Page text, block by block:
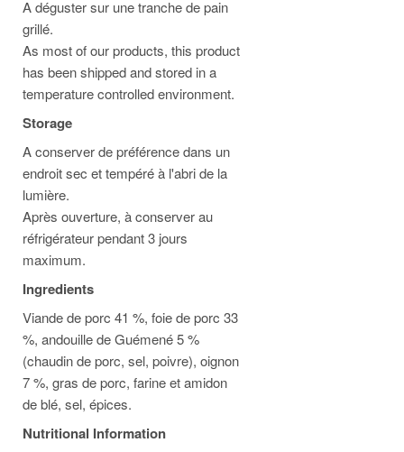
A déguster sur une tranche de pain
grillé.
As most of our products, this product
has been shipped and stored in a
temperature controlled environment.
Storage
A conserver de préférence dans un
endroit sec et tempéré à l'abri de la
lumière.
Après ouverture, à conserver au
réfrigérateur pendant 3 jours
maximum.
Ingredients
Viande de porc 41 %, foie de porc 33
%, andouille de Guémené 5 %
(chaudin de porc, sel, poivre), oignon
7 %, gras de porc, farine et amidon
de blé, sel, épices.
Nutritional Information